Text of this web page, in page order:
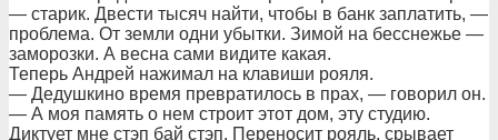
— старик. Двести тысяч найти, чтобы в банк заплатить, —
проблема. От земли одни убытки. Зимой на бесснежье —
заморозки. А весна сами видите какая.
Теперь Андрей нажимал на клавиши рояля.
— Дедушкино время превратилось в прах, — говорил он.
— А моя память о нем строит этот дом, эту студию.
Диктует мне стэп бай стэп. Переносит рояль, срывает